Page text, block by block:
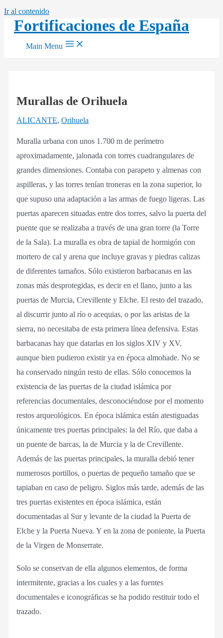
Ir al contenido
Fortificaciones de España
Main Menu
Murallas de Orihuela
ALICANTE,Orihuela
Muralla urbana con unos 1.700 m de perímetro
aproximadamente, jalonada con torres cuadrangulares de
grandes dimensiones. Contaba con parapeto y almenas con
aspilleras, y las torres tenían troneras en la zona superior, lo
que supuso una adaptación a las armas de fuego ligeras. Las
puertas aparecen situadas entre dos torres, salvo la puerta del
puente que se realizaba a través de una gran torre (la Torre
de la Sala). La muralla es obra de tapial de hormigón con
mortero de cal y arena que incluye gravas y piedras calizas
de diferentes tamaños. Sólo existieron barbacanas en las
zonas más desprotegidas, es decir en el llano, junto a las
puertas de Murcia, Crevillente y Elche. El resto del trazado,
al discurrir junto al río o acequias, o por las aristas de la
sierra, no necesitaba de esta primera línea defensiva. Estas
barbacanas hay que datarlas en los siglos XIV y XV,
aunque bien pudieron existir ya en época almohade. No se
ha conservado ningún resto de ellas. Sólo conocemos la
existencia de las puertas de la ciudad islámica por
referencias documentales, desconociéndose por el momento
restos arqueológicos. En época islámica están atestiguadas
únicamente tres puertas principales: la del Río, que daba a
un puente de barcas, la de Murcia y la de Crevillente.
Además de las puertas principales, la muralla debió tener
numerosos portillos, o puertas de pequeño tamaño que se
tapiaban en caso de peligro. Siglos más tarde, además de las
tres puertas existentes en época islámica, están
documentadas al Sur y levante de la ciudad la Puerta de
Elche y la Puerta Nueva. Y en la zona de poniente, la Puerta
de la Virgen de Monserrate.
Solo se conservan de ella algunos elementos, de forma
intermitente, gracias a los cuales y a las fuentes
documentales e iconográficas se ha podido restituir todo el
trazado.